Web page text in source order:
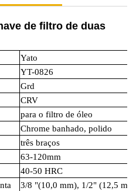
de filtro de duas
Yato
YT-0826
Grd
CRV
para o filtro de óleo
Chrome banhado, polido
três braços
63-120mm
40-50 HRC
3/8 "(10,0 mm), 1/2" (12,5